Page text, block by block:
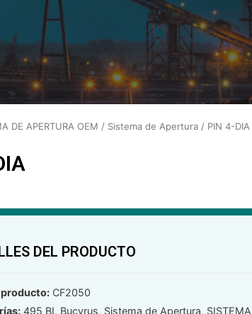
DE APERTURA OEM / Sistema de Apertura / PIN 4-DIA
DEL PRODUCTO
CF2050
495 BI, Bucyrus, Sistema de Apertura,